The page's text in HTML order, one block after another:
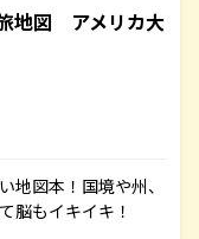
地図 アメリカ大
地図本！国境や州、
脳もイキイキ！